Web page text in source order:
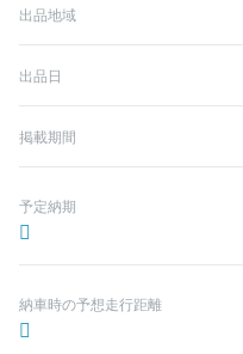
出品地域
出品日
掲載期間
予定納期
納車時の予想走行距離